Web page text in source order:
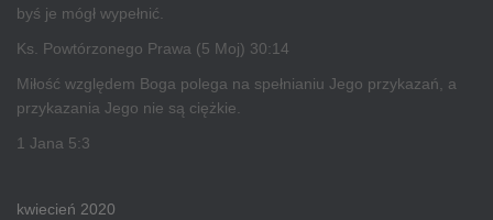
byś je mógł wypełnić.
Ks. Powtórzonego Prawa (5 Moj) 30:14
Miłość względem Boga polega na spełnianiu Jego przykazań, a
przykazania Jego nie są ciężkie.
1 Jana 5:3
kwiecień 2020